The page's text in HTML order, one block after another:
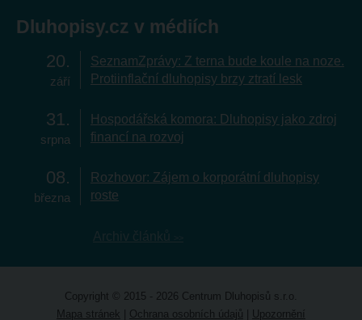
Dluhopisy.cz v médiích
20
září
SeznamZprávy: Z terna bude koule na noze.
Protiinflační dluhopisy brzy ztratí lesk
31
srpna
Hospodářská komora: Dluhopisy jako zdroj
financí na rozvoj
08
března
Rozhovor: Zájem o korporátní dluhopisy
roste
Copyright © 2015 - 2026 Centrum Dluhopisů s.r.o.
Mapa stránek
Ochrana osobních údajů Upozornění